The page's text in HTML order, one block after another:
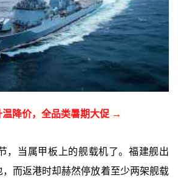
降价，全品类暑期大促 →
，当属甲板上的舰载机了。福建舰出
而返港时却赫然停放着至少两架舰载